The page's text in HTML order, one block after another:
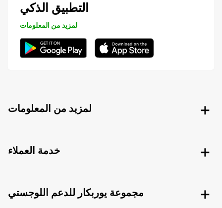
التطبيق الذكي
لمزيد من المعلومات
لمزيد من المعلومات
خدمة العملاء
مجموعة يوربكار للدعم اللوجستي